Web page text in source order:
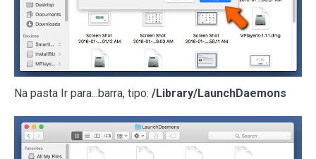
Na pasta Ir para...barra, tipo: /Library/LaunchDaemons